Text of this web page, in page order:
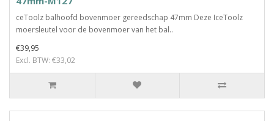
ceToolz balhoofd bovenmoer gereedschap 47mm Deze IceToolz
moersleutel voor de bovenmoer van het bal..
€39,95
Excl. BTW: €33,02